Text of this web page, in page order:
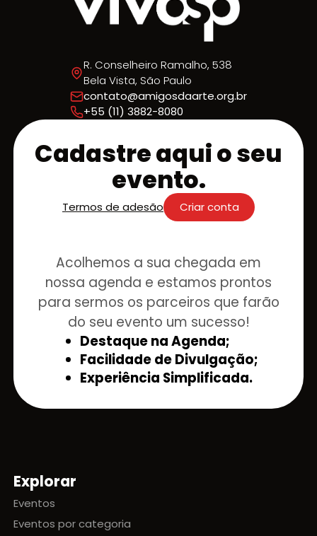
R. Conselheiro Ramalho, 538
Bela Vista, São Paulo
contato@amigosdaarte.org.br
+55 (11) 3882-8080
Cadastre aqui o seu
evento.
Termos de adesão Criar conta
Acolhemos a sua chegada em
nossa agenda e estamos prontos
para sermos os parceiros que farão
do seu evento um sucesso!
Destaque na Agenda;
Facilidade de Divulgação;
Experiência Simplificada.
Mapa do site
Explorar
Eventos
Eventos por categoria